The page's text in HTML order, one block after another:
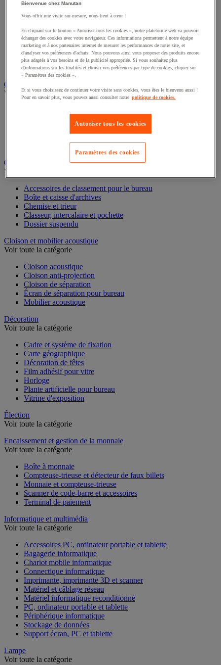
Éclairage scénique et architectural
Éclairage studio et accessoirisation
Matériel de projection et vidéoprojection
Sonorisation et enregistrement professionnels
Studio Web radio et vidéo
Système d'affichage dynamique et interactif
Télévision, lecteur DVD et Blu-ray
Chauffage, climatisation et traitement de l'air
Voir toute la catégorie
Rafraîchisseur d'air
Traitement de l'air
Classement et archivage
Voir toute la catégorie
Accessoires de classement pour le bureau
Boîte et caisse d'archives
Chemise et trieur
Classeur, intercalaire et pochette
Dossier suspendu
Cloison et mobilier acoustique
Voir toute la catégorie
Cloison acoustique
Cloison anti-projection
Cloison de séparation
Écran de séparation pour bureau
Mobilier acoustique
Décoration
Voir toute la catégorie
Cadre et système de fixation
Carte géographique
Décoration de fêtes
Film adhésif pour vitre
Horloge
Plante artificielle pour bureau
Vitrine d'exposition
Élection
Voir toute la catégorie
Encaissement et gestion de la monnaie
Voir toute la catégorie
Boîte à monnaie
Compteuse-trieuse et détecteur de faux billets
Monnaie et compteuse-trieuse
Scanner de code-barre et accessoires
Terminal de paiement
Informatique et multimédia
Voir toute la catégorie
Accessoires PC, ordinateur portable et tablette
Bagagerie informatique
Chariot mobile informatique
Connectique informatique
Imprimante, imprimante 3D et scanner
Matériel et câblage réseau
Matériel informatique reconditionné
PC, ordinateur portable et tablette
Périphérique informatique
Stockage de données
Support écran, PC et tablette
Lampe
Voir toute la catégorie
Bienvenue chez Manutan
Vous offrir une visite sur-mesure, nous tient à cœur !
En cliquant sur le bouton « Autoriser tous les cookies », notre plateforme web va pouvoir
échanger des cookies avec votre navigateur. Ces informations permettent à notre équipe
marketing et à nos partenaires internet de mesurer les performances de notre site, et
d'analyser vos préférences d'achats. Nous pouvons ainsi vous proposer des produits encore
plus adaptés à vos besoins et de la publicité appropriée. Si vous souhaitez plus
d'informations sur les finalités et choisir vos préférences par type de cookies, cliquez sur
« Paramètres des cookies ».
Et si vous choisissez de continuer votre visite sans cookies, vous êtes le bienvenu aussi !
Pour en savoir plus, vous pouvez aussi consulter notre politique de cookies.
Autoriser tous les cookies
Paramètres des cookies